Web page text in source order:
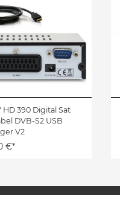
HD 390 Digital Sat
DVB-S2 USB
V2
€*